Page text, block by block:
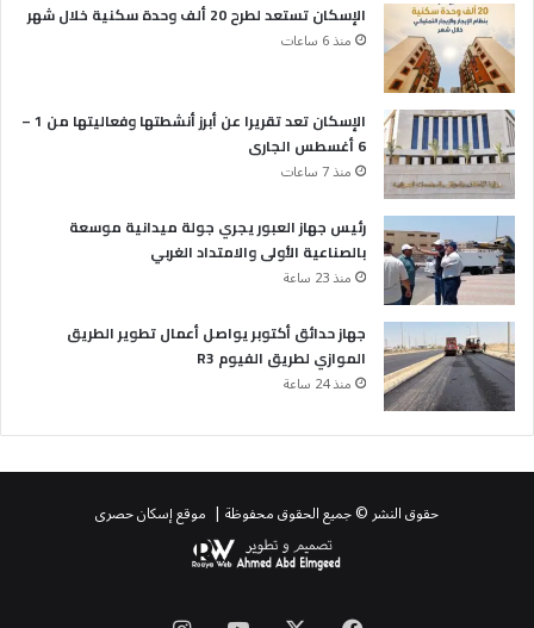
الإسكان تستعد لطرح 20 ألف وحدة سكنية خلال شهر
منذ 6 ساعات
الإسكان تعد تقريرا عن أبرز أنشطتها وفعاليتها من 1 –
6 أغسطس الجارى
منذ 7 ساعات
رئيس جهاز العبور يجري جولة ميدانية موسعة
بالصناعية الأولى والامتداد الغربي
منذ 23 ساعة
جهاز حدائق أكتوبر يواصل أعمال تطوير الطريق
الموازي لطريق الفيوم R3
منذ 24 ساعة
حقوق النشر © جميع الحقوق محفوظة | موقع إسكان حصرى